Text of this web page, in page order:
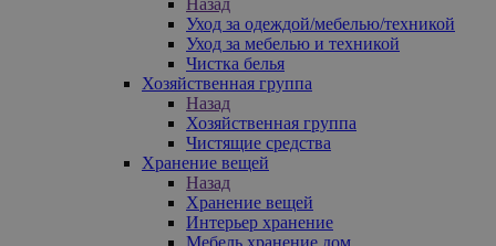
Уход за одеждой/мебелью/техникой
Уход за мебелью и техникой
Чистка белья
Хозяйственная группа
Назад
Хозяйственная группа
Чистящие средства
Хранение вещей
Назад
Хранение вещей
Интерьер хранение
Мебель хранение дом